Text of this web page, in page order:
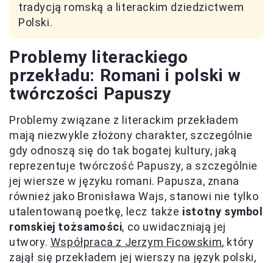
tradycją romską a literackim dziedzictwem
Polski.
Problemy literackiego
przekładu: Romani i polski w
twórczości Papuszy
Problemy związane z literackim przekładem
mają niezwykle złożony charakter, szczególnie
gdy odnoszą się do tak bogatej kultury, jaką
reprezentuje twórczość Papuszy, a szczególnie
jej wiersze w języku romani. Papusza, znana
również jako Bronisława Wajs, stanowi nie tylko
utalentowaną poetkę, lecz także istotny symbol
romskiej tożsamości, co uwidaczniają jej
utwory. Współpraca z Jerzym Ficowskim, który
zajął się przekładem jej wierszy na język polski,